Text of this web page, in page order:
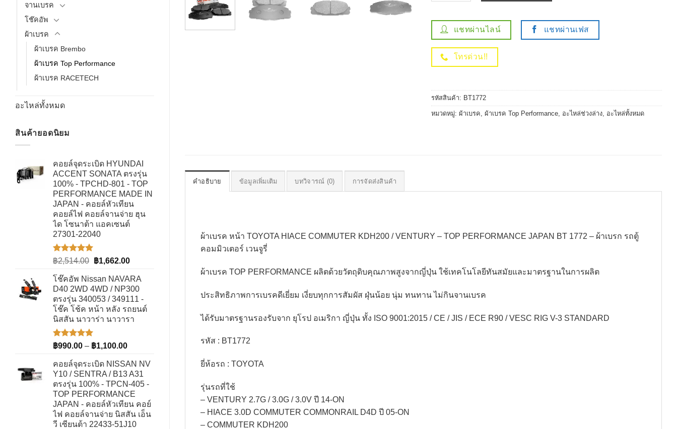
จานเบรค
โช๊คอัพ
ผ้าเบรค
ผ้าเบรค Brembo
ผ้าเบรค Top Performance
ผ้าเบรค RACETECH
อะไหล่ทั้งหมด
สินค้ายอดนิยม
คอยล์จุดระเบิด HYUNDAI
ACCENT SONATA ตรงรุ่น
100% - TPCHD-801 - TOP
PERFORMANCE MADE IN
JAPAN - คอยล์หัวเทียน
คอยล์ไฟ คอยล์จานจ่าย ฮุน
ได โซนาต้า แอคเซนต์
27301-22040
ให้คะแนน
1-5
คะแนน
฿2,514.00 Original
was:
฿2,514.00.
฿1,662.00Current
is:
฿1,662.00.
โช๊คอัพ Nissan NAVARA
D40 2WD 4WD / NP300
ตรงรุ่น 340053 / 349111 -
โช๊ค โช้ค หน้า หลัง รถยนต์
นิสสัน นาวาร่า นาวารา
ให้คะแนน
1-5
คะแนน
฿990.00 – ฿1,100.00Price
฿990.00
through
฿1,100.00
คอยล์จุดระเบิด NISSAN NV
Y10 / SENTRA / B13 A31
ตรงรุ่น 100% - TPCN-405 -
TOP PERFORMANCE
JAPAN - คอยล์หัวเทียน คอย์
ไฟ คอยล์จานจ่าย นิสสัน เอ็น
วี เซียนต้า 22433-51J10
แชทผ่านไลน์ แชทผ่านเฟส
โทรด่วน!!
รหัสสินค้า: BT1772
หมวดหมู่: ผ้าเบรค ผ้าเบรค Top Performance, อะไหล่ช่วงล่าง, อะไหล่ทั้งหมด
คำอธิบาย ข้อมูลเพิ่มเติม บทวิจารณ์ (0) การจัดส่งสินค้า
ผ้าเบรค หน้า TOYOTA HIACE COMMUTER KDH200 / VENTURY – TOP PERFORMANCE JAPAN BT 1772 – ผ้าเบรก รถตู้
คอมมิวเตอร์ เวนจูรี่
ผ้าเบรค TOP PERFORMANCE ผลิตด้วยวัตถุดิบคุณภาพสูงจากญี่ปุ่น ใช้เทคโนโลยีทันสมัยและมาตรฐานในการผลิต
ประสิทธิภาพการเบรคดีเยี่ยม เงี่ยบทุกการสัมผัส ฝุ่นน้อย นุ่ม ทนทาน ไม่กินจานเบรค
ได้รับมาตรฐานรองรับจาก ยุโรป อเมริกา ญี่ปุ่น ทั้ง ISO 9001:2015 / CE / JIS / ECE R90 / VESC RIG V-3 STANDARD
รหัส : BT1772
ยี่ห้อรถ : TOYOTA
รุ่นรถที่ใช้
– VENTURY 2.7G / 3.0G / 3.0V ปี 14-ON
– HIACE 3.0D COMMUTER COMMONRAIL D4D ปี 05-ON
– COMMUTER KDH200